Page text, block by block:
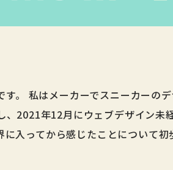
。 私はメーカーでスニーカーの
、2021年12月にウェブデザイン未
入ってから感じたことについて